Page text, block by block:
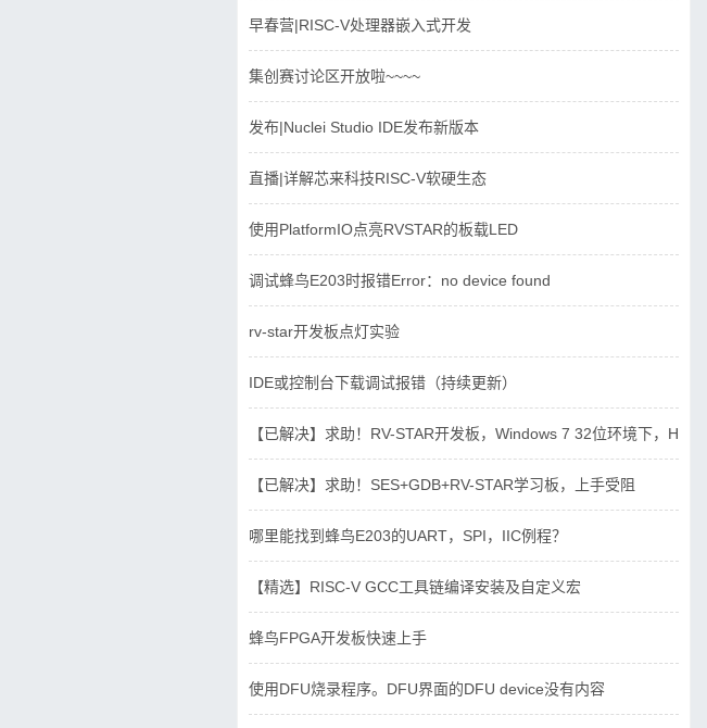
早春营|RISC-V处理器嵌入式开发
集创赛讨论区开放啦~~~~
发布|Nuclei Studio IDE发布新版本
直播|详解芯来科技RISC-V软硬生态
使用PlatformIO点亮RVSTAR的板载LED
调试蜂鸟E203时报错Error：no device found
rv-star开发板点灯实验
IDE或控制台下载调试报错（持续更新）
【已解决】求助！RV-STAR开发板，Windows 7 32位环境下，
【已解决】求助！SES+GDB+RV-STAR学习板，上手受阻
哪里能找到蜂鸟E203的UART，SPI，IIC例程？
【精选】RISC-V GCC工具链编译安装及自定义宏
蜂鸟FPGA开发板快速上手
使用DFU烧录程序。DFU界面的DFU device没有内容